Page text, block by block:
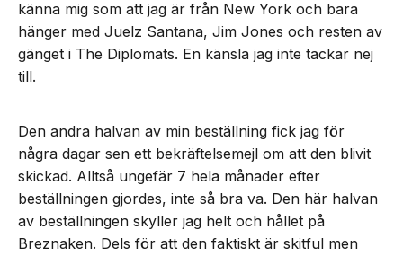
känna mig som att jag är från New York och bara
hänger med Juelz Santana, Jim Jones och resten av
gänget i The Diplomats. En känsla jag inte tackar nej
till.
Den andra halvan av min beställning fick jag för
några dagar sen ett bekräftelsemejl om att den blivit
skickad. Alltså ungefär 7 hela månader efter
beställningen gjordes, inte så bra va. Den här halvan
av beställningen skyller jag helt och hållet på
Breznaken. Dels för att den faktiskt är skitful men